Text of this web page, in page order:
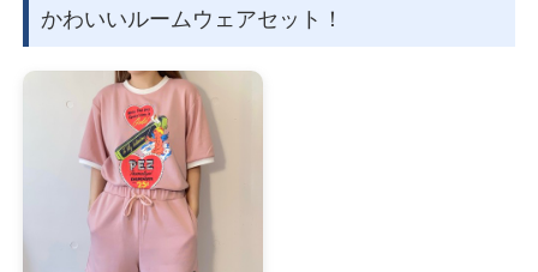
かわいいルームウェアセット！